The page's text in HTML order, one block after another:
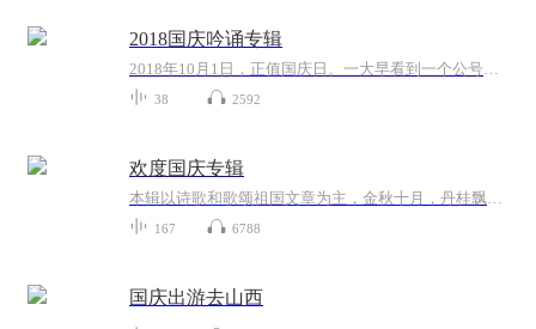
2018国庆吟诵专辑
2018年10月1日，正值国庆日。一大早看到一个公号文章，正是文天祥的《己卯十月一日至燕越五日罹狴犴有感而赋》。当然，彼十一非当今的十一。不过数字的巧合还是让人感触，今天拿来读一读，体味一番历史英杰的民族情怀，恰也当时。 根据诗题来看，这组诗是写于十月一日至十月五日之间，是文天祥被俘之后所作，这些诗作不仅有凛凛正气，更也能看的到他百端交集的复杂情感。另一首于右任先生的《望大陆》，微信公号有称《望乡》，一句“山之上国之殇”荡气回肠，一并兴起拿来读了一读。仓促间多有瑕疵...
38 2592
欢度国庆专辑
本辑以诗歌和歌颂祖国文章为主，金秋十月，丹桂飘香，在这个充满丰收喜悦的季节里，我们满怀激动和自豪，迎来了中华人民共和国76周年华诞。这不仅是一个庄重的纪念日，更是全体中华儿女共同欢庆的盛大的节日，承载着深厚的民族情感和历史意义.
167 6788
国庆出游去山西